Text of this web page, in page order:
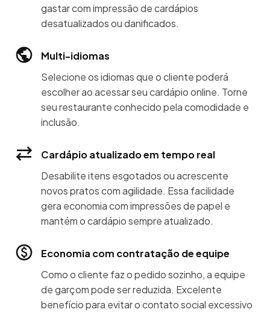
gastar com impressão de cardápios
desatualizados ou danificados.
Multi-idiomas
Selecione os idiomas que o cliente poderá
escolher ao acessar seu cardápio online. Torne
seu restaurante conhecido pela comodidade e
inclusão.
Cardápio atualizado em tempo real
Desabilite itens esgotados ou acrescente
novos pratos com agilidade. Essa facilidade
gera economia com impressões de papel e
mantém o cardápio sempre atualizado.
Economia com contratação de equipe
Como o cliente faz o pedido sozinho, a equipe
de garçom pode ser reduzida. Excelente
benefício para evitar o contato social excessivo